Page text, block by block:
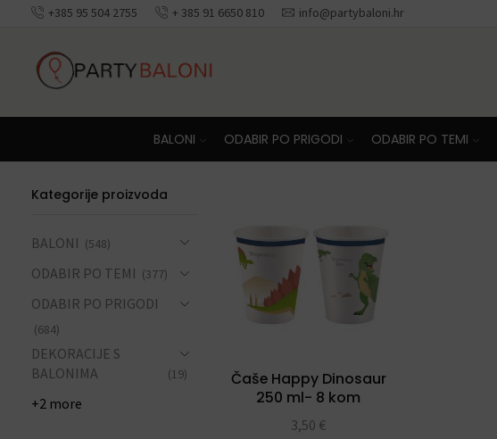
+385 95 504 2755 + 385 91 6650 810 info@partybaloni.hr
Besplatna dostava iznad 70 €
BALONI ODABIR PO PRIGODI ODABIR PO TEMI
Čaše Happy Dinosaur
250 ml- 8 kom
3,50 €
Kategorije proizvoda
BALONI (548)
ODABIR PO TEMI (377)
ODABIR PO PRIGODI
(684)
DEKORACIJE S
BALONIMA
(19)
+2 more